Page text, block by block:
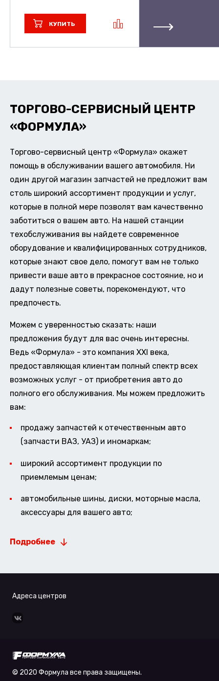
КУПИТЬ
ТОРГОВО-СЕРВИСНЫЙ ЦЕНТР
«ФОРМУЛА»
Торгово-сервисный центр «Формула» окажет
помощь в обслуживании вашего автомобиля. Ни
один другой магазин запчастей не предложит вам
столь широкий ассортимент продукции и услуг,
которые в полной мере позволят вам качественно
заботиться о вашем авто. На нашей станции
техобслуживания вы найдете современное
оборудование и квалифицированных сотрудников,
которые знают свое дело, помогут вам не только
привести ваше авто в прекрасное состояние, но и
дадут полезные советы, порекомендуют, что
предпочесть.
Можем с уверенностью сказать: наши
предложения будут для вас очень интересны.
Ведь «Формула» - это компания XXI века,
предоставляющая клиентам полный спектр всех
возможных услуг - от приобретения авто до
полного его обслуживания. Мы можем предложить
вам:
продажу запчастей к отечественным авто
(запчасти ВАЗ, УАЗ) и иномаркам;
широкий ассортимент продукции по
приемлемым ценам;
автомобильные шины, диски, моторные масла,
аксессуары для вашего авто;
Подробнее
Адреса центров
© 2020 Формула все права защищены.